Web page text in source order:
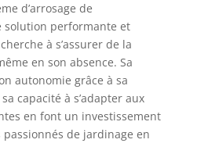
prochain arrosage
est programmé.
Mémoire de panne
de courant et
efficacité
énergétique : une
fois que vous l'avez
configuré,
l'appareil passe en
d’arrosage de
solution performante et
à s’assurer de la
en son absence. Sa
autonomie grâce à sa
capacité à s’adapter aux
en font un investissement
de jardinage en